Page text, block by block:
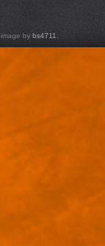
by bs4711